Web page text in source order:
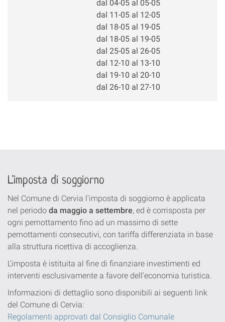
dal 04-05 al 05-05
dal 11-05 al 12-05
dal 18-05 al 19-05
dal 18-05 al 19-05
dal 25-05 al 26-05
dal 12-10 al 13-10
dal 19-10 al 20-10
dal 26-10 al 27-10
L'imposta di soggiorno
Nel Comune di Cervia l'imposta di soggiorno è applicata
nel periodo da maggio a settembre, ed è corrisposta per
ogni pernottamento fino ad un massimo di sette
pernottamenti consecutivi, con tariffa differenziata in base
alla struttura ricettiva di accoglienza.
L'imposta è istituita al fine di finanziare investimenti ed
interventi esclusivamente a favore dell'economia turistica.
Informazioni di dettaglio sono disponibili ai seguenti link
del Comune di Cervia:
Regolamenti approvati dal Consiglio Comunale